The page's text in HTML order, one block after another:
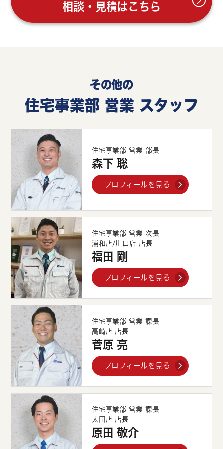
相談・見積はこちら
その他の
住宅事業部 営業 スタッフ
住宅事業部 営業 部長
森下 聡
プロフィールを見る
住宅事業部 営業 次長
浦和店/川口店 店長
福田 剛
プロフィールを見る
住宅事業部 営業 課長
高崎店 店長
菅原 亮
プロフィールを見る
住宅事業部 営業 課長
太田店 店長
原田 敬介